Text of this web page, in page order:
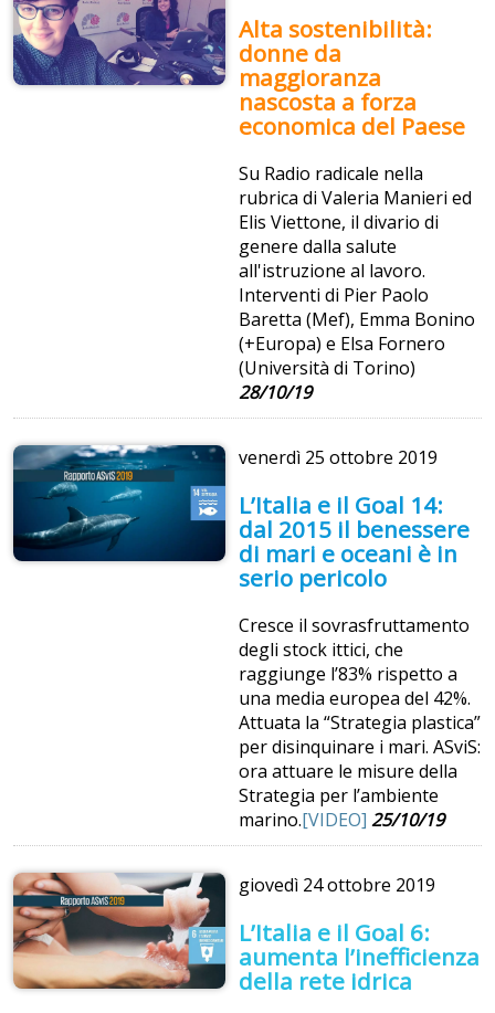
Alta sostenibilità:
donne da
maggioranza
nascosta a forza
economica del Paese
Su Radio radicale nella
rubrica di Valeria Manieri ed
Elis Viettone, il divario di
genere dalla salute
all'istruzione al lavoro.
Interventi di Pier Paolo
Baretta (Mef), Emma Bonino
(+Europa) e Elsa Fornero
(Università di Torino)
28/10/19
venerdì 25 ottobre 2019
L’Italia e il Goal 14:
dal 2015 il benessere
di mari e oceani è in
serio pericolo
Cresce il sovrasfruttamento
degli stock ittici, che
raggiunge l’83% rispetto a
una media europea del 42%.
Attuata la “Strategia plastica”
per disinquinare i mari. ASviS:
ora attuare le misure della
Strategia per l’ambiente
marino.[VIDEO] 25/10/19
giovedì 24 ottobre 2019
L’Italia e il Goal 6:
aumenta l’inefficienza
della rete idrica